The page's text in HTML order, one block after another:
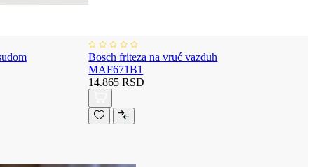
Bosch friteza na vruć vazduh
MAF671B1
14.865 RSD